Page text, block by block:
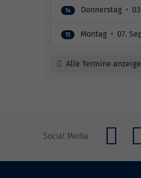
14 Donnerstag •
15 Montag • 07.
Alle Termine
Social Media